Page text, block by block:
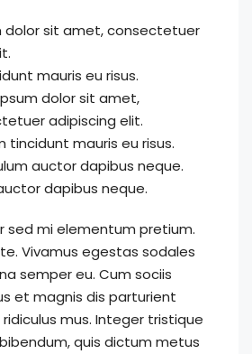
dolor sit amet, consectetuer
mauris eu risus.
dolor sit amet,
adipiscing elit.
tincidunt mauris eu risus.
auctor dapibus neque.
dapibus neque.
sed mi elementum pretium.
Vivamus egestas sodales
semper eu. Cum sociis
et magnis dis parturient
mus. Integer tristique
quis dictum metus